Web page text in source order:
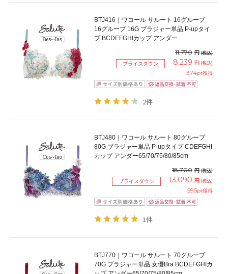
BTJ416｜ワコール サルート 16グループ
16グループ 16G ブラジャー単品 P-upタイ
プ BCDEFGHIカップ アンダー
11,770 円(税込)
プライスダウン 8,239 円 (税込)
374pt獲得
2件
BTJ480｜ワコール サルート 80グループ
80G ブラジャー単品 P-upタイプ CDEFGHI
カップ アンダー65/70/75/80/85cm
18,700 円(税込)
プライスダウン 13,090 円 (税込)
595pt獲得
1件
BTJ770｜ワコール サルート 70グループ
70G ブラジャー単品 女優Bra BCDEFGHIカ